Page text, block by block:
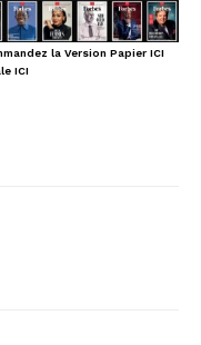
la Version Papier ICI
ICI